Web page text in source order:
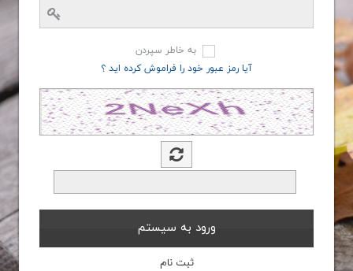
به خاطر سپردن
آیا رمز عبور خود را فراموش کرده اید ؟